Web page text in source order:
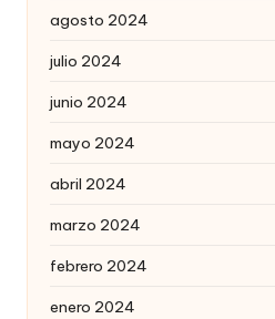
agosto 2024
julio 2024
junio 2024
mayo 2024
abril 2024
marzo 2024
febrero 2024
enero 2024